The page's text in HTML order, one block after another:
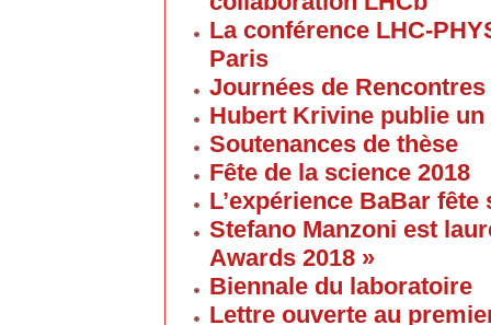
La conférence LHC-
Paris
Journées de
Hubert Krivine publie
Soutenances de thèse
Fête de la science 2018
L’expérience BaBar fête
Stefano Manzoni est
Awards 2018 »
Biennale du laboratoire
Lettre ouverte au